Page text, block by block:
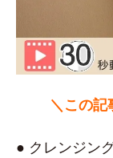
＼この記
● クレンジン